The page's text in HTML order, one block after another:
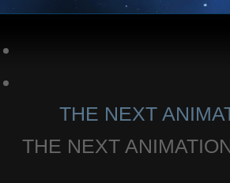
THE NEXT
THE NEXT